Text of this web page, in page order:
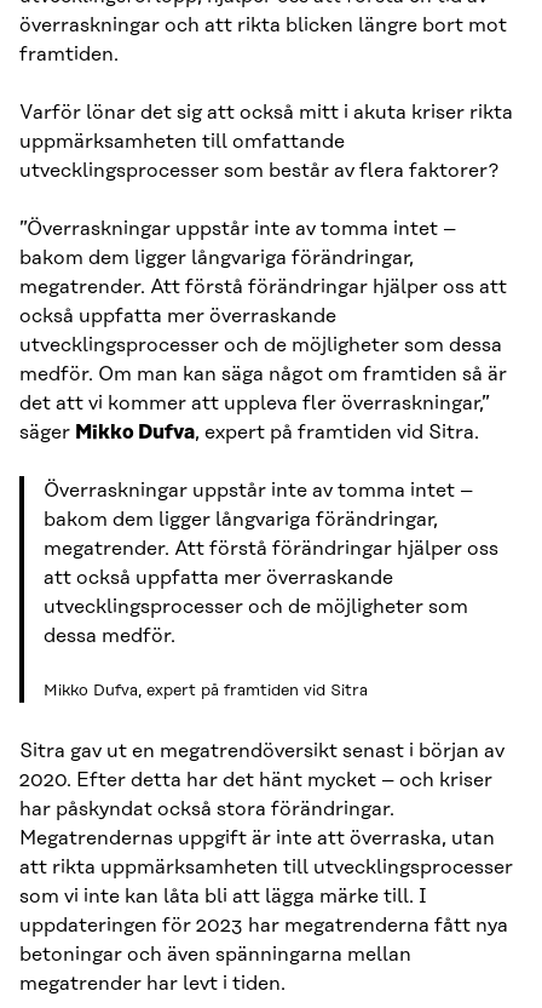
överraskningar och att rikta blicken längre bort mot
framtiden.
Varför lönar det sig att också mitt i akuta kriser rikta
uppmärksamheten till omfattande
utvecklingsprocesser som består av flera faktorer?
”Överraskningar uppstår inte av tomma intet –
bakom dem ligger långvariga förändringar,
megatrender. Att förstå förändringar hjälper oss att
också uppfatta mer överraskande
utvecklingsprocesser och de möjligheter som dessa
medför. Om man kan säga något om framtiden så är
det att vi kommer att uppleva fler överraskningar,”
säger Mikko Dufva, expert på framtiden vid Sitra.
Överraskningar uppstår inte av tomma intet –
bakom dem ligger långvariga förändringar,
megatrender. Att förstå förändringar hjälper oss
att också uppfatta mer överraskande
utvecklingsprocesser och de möjligheter som
dessa medför.
Mikko Dufva, expert på framtiden vid Sitra
Sitra gav ut en megatrendöversikt senast i början av
2020. Efter detta har det hänt mycket – och kriser
har påskyndat också stora förändringar.
Megatrendernas uppgift är inte att överraska, utan
att rikta uppmärksamheten till utvecklingsprocesser
som vi inte kan låta bli att lägga märke till. I
uppdateringen för 2023 har megatrenderna fått nya
betoningar och även spänningarna mellan
megatrender har levt i tiden.